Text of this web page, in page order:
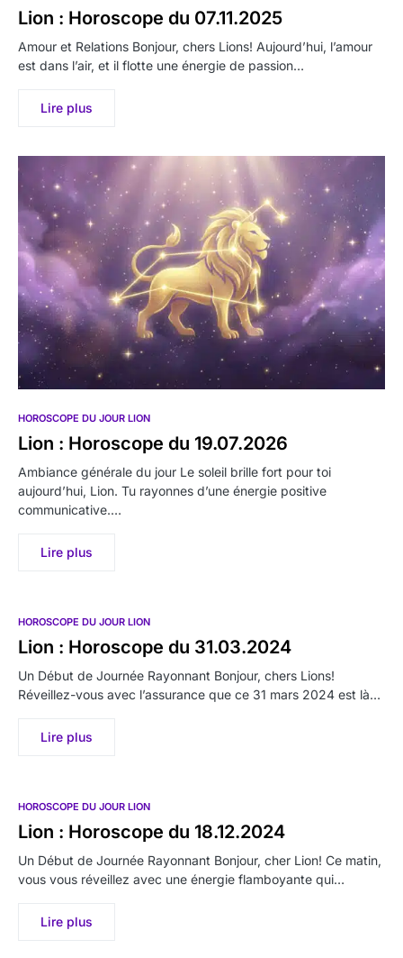
Lion : Horoscope du 07.11.2025
Amour et Relations Bonjour, chers Lions! Aujourd’hui, l’amour
est dans l’air, et il flotte une énergie de passion…
Lire plus
HOROSCOPE DU JOUR LION
Lion : Horoscope du 19.07.2026
Ambiance générale du jour Le soleil brille fort pour toi
aujourd’hui, Lion. Tu rayonnes d’une énergie positive
communicative.…
Lire plus
HOROSCOPE DU JOUR LION
Lion : Horoscope du 31.03.2024
Un Début de Journée Rayonnant Bonjour, chers Lions!
Réveillez-vous avec l’assurance que ce 31 mars 2024 est là…
Lire plus
HOROSCOPE DU JOUR LION
Lion : Horoscope du 18.12.2024
Un Début de Journée Rayonnant Bonjour, cher Lion! Ce matin,
vous vous réveillez avec une énergie flamboyante qui…
Lire plus